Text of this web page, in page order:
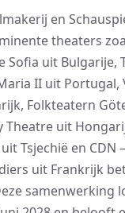
en
theaters
Sofia uit Bulgarije,
II uit Portugal,
Folkteatern
Theatre uit
Tsjechië en CDN
uit Frankrijk
samenwerking